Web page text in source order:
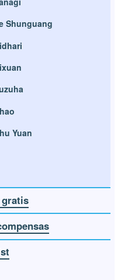
Shunguang
Yuan
gratis